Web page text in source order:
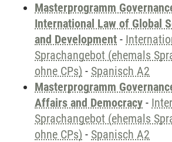
Masterprogramm
International Law of Global
and Development -
Sprachangebot (ehemals
ohne CPs) - Spanisch A2
Masterprogramm
Affairs and Democracy -
Sprachangebot (ehemals
ohne CPs) - Spanisch A2